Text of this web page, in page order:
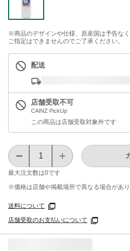
※商品のデザインや仕様、原産国は予告な
ご指定はできませんのでご了承ください。
配送
店舗受取不可
CAINZ PickUp
この商品は店舗受取対象外です
最大注文数は0です
※価格は​店舗や​掲載場所で​異なる​場合が​あり
送料について
店舗受取のお支払いについて